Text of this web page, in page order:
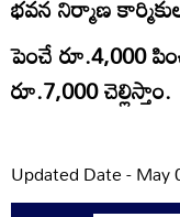
పెంచే రూ.4,000
రూ.7,000 చెల్లిస్తాం.
Updated Date - May